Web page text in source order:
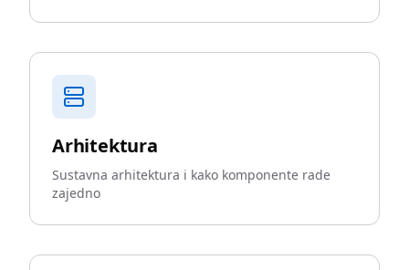
Arhitektura
Sustavna arhitektura i kako komponente rade
zajedno